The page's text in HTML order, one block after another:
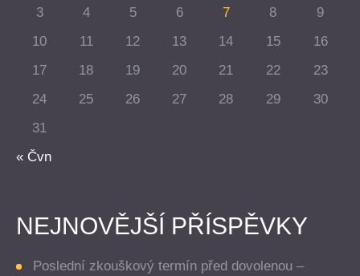
« Čvn
3
4 5 6 7 8
9
10
11 12 13 14 15
16
17
18 19 20 21 22
23
24
25 26 27 28 29
30
31
NEJNOVĚJŠÍ PŘÍSPĚVKY
Poslední zkouškový termín před dovolenou –